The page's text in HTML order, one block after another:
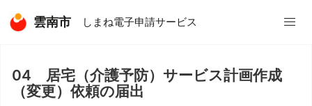
雲南市 しまね電子申請サービス
04 居宅（介護予防）サービス計画作成
（変更）依頼の届出